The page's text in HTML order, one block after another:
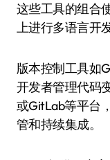
这些工具的组合
上进行多语言开发
版本控制工具如
开发者管理代码
或GitLab等平台
管和持续集成。